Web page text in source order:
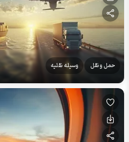
حمل و نقل وسیله نقلیه